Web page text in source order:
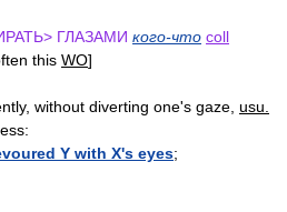
ГЛАЗАМИ кого-что coll
this WO]
without diverting one's gaze, usu.
Y with X's eyes;